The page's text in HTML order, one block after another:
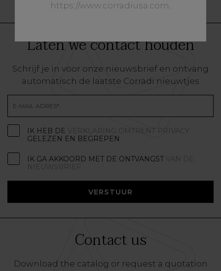
https://www.corradiusa.com.
Laten we contact houden
Schrijf je in voor onze nieuwsbrief en ontvang
automatisch de laatste Corradi nieuwtjes
IK HEB DE VERKLARING OMTRENT PRIVACY
GELEZEN EN BEGREPEN
IK GA AKKOORD MET DE ONTVANGST VAN DE
NIEUWSBRIEF
VERSTUUR
Contact us
Download the catalog or request a quotation